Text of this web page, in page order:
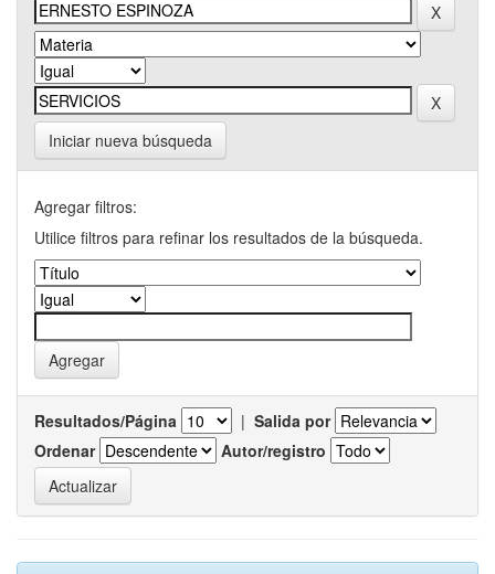
Iniciar nueva búsqueda
Agregar filtros:
Utilice filtros para refinar los resultados de la búsqueda.
Resultados/Página | Salida por
Ordenar
Autor/registro